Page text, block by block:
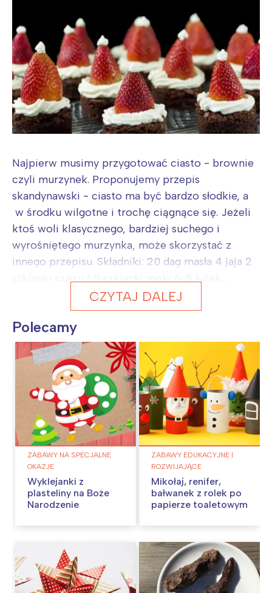
Najpierw musimy przygotować ciasto - brownie
czyli murzynek. Proponujemy przepis
skandynawski - ciasto ma być bardzo słodkie, a
w środku wilgotne i trochę ciągnące się. Jeżeli
ktoś woli klasycznego, bardziej suchego i
wyrośniętego murzynka, może skorzystać z
innego przepisu. Składniki: 20 dag masła 4 jaja 2
CZYTAJ DALEJ
Polecamy
ZABAWY NA SPECJALNE
OKAZJE
Wyklejanki z
plasteliny na Boże
Narodzenie
ZABAWY EDUKACYJNE I
ROZWIJAJĄCE
Mikołaj, renifer,
bałwanek z rolek po
papierze toaletowym